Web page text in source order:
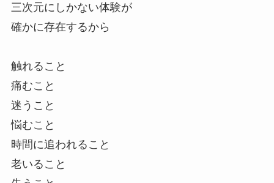
三次元にしかない体験が
確かに存在するから
触れること
痛むこと
迷うこと
悩むこと
時間に追われること
老いること